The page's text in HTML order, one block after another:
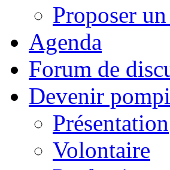
Proposer
Agenda
Forum de
Devenir
Présentation
Volontaire